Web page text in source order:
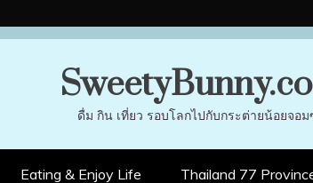
ดื่ม กิน เที่ยว รอบโลกไปกับกระต่ายน้อยจอ
Eating & Enjoy Life Thailand 77